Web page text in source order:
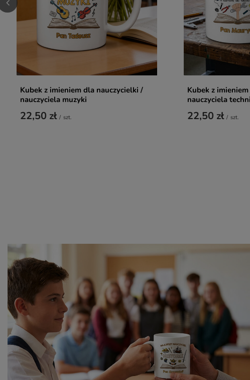
Kubek z imieniem dla nauczycielki /
nauczyciela muzyki
22,50 zł / szt.
Kubek z
nauczyciela
22,50 zł / szt.